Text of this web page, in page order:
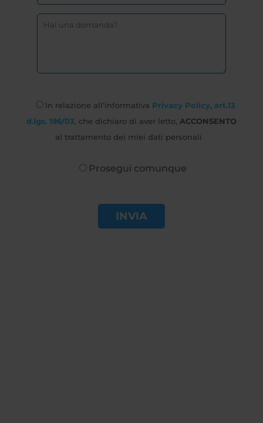
In relazione all’informativa Privacy Policy, art.13
d.lgs. 196/03, che dichiaro di aver letto, ACCONSENTO
al trattamento dei miei dati personali
Prosegui comunque